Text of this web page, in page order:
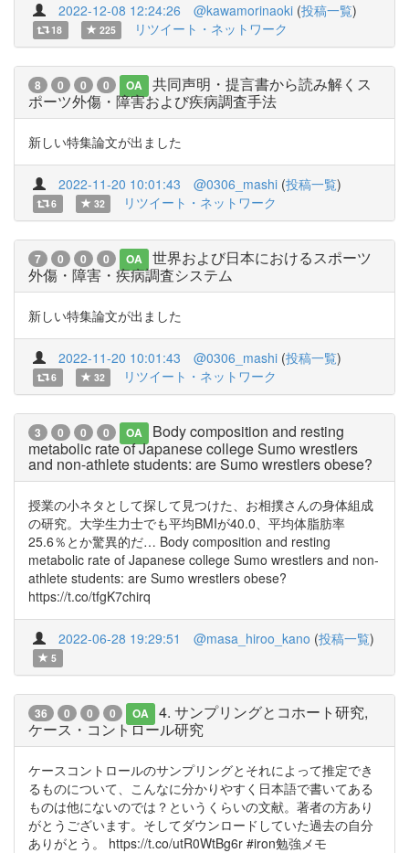
2022-12-08 12:24:26 @kawamorinaoki (投稿一覧)
18 225 リツイート・ネットワーク
8 0 0 0 OA
共同声明・提言書から読み解くス
ポーツ外傷・障害および疾病調査手法
新しい特集論文が出ました
2022-11-20 10:01:43 @0306_mashi (投稿一覧)
6 32 リツイート・ネットワーク
7 0 0 0 OA
世界および日本におけるスポーツ
外傷・障害・疾病調査システム
新しい特集論文が出ました
2022-11-20 10:01:43 @0306_mashi (投稿一覧)
6 32 リツイート・ネットワーク
3 0 0 0 OA
Body composition and resting
metabolic rate of Japanese college Sumo wrestlers
and non-athlete students: are Sumo wrestlers obese?
授業の小ネタとして探して見つけた、お相撲さんの身体組成
の研究。大学生力士でも平均BMIが40.0、平均体脂肪率
25.6％とか驚異的だ… Body composition and resting
metabolic rate of Japanese college Sumo wrestlers and non-
athlete students: are Sumo wrestlers obese?
https://t.co/tfgK7chirq
2022-06-28 19:29:51 @masa_hiroo_kano (投稿一覧)
5
36 0 0 0 OA
4. サンプリングとコホート研究,
ケース・コントロール研究
ケースコントロールのサンプリングとそれによって推定でき
るものについて、こんなに分かりやすく日本語で書いてある
ものは他にないのでは？というくらいの文献。著者の方あり
がとうございます。そしてダウンロードしていた過去の自分
ありがとう。 https://t.co/utR0WtBg6r #iron勉強メモ